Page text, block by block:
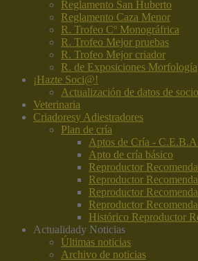
Reglamento San Huberto
Reglamento Caza Menor
R. Trofeo Cº Monográfrica
R. Trofeo Mejor pruebas
R. Trofeo Mejor criador
R. de Exposiciones Morfología
¡Hazte Soci@!
Actualización de datos de
Veterinaria
Criadoresy Adiestradores
Plan de cría
Aptos de Cría -
Apto de cría básico
Reproductor
Reproductor
Reproductor
Reproductor
Histórico Reproductor
Actualidady Noticias
Últimas noticias
Archivo de noticias